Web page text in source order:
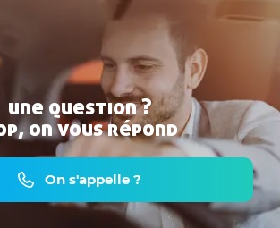
une question ?
on vous répond
On s'appelle ?